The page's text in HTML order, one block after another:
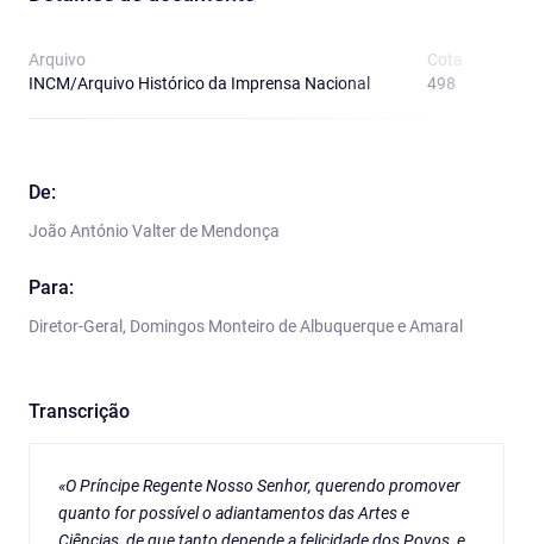
Arquivo
INCM/Arquivo Histórico da Imprensa Nacional
Cota
498
De:
João António Valter de Mendonça
Para:
Diretor-Geral, Domingos Monteiro de Albuquerque e Amaral
Transcrição
«O Príncipe Regente Nosso Senhor, querendo promover
quanto for possível o adiantamentos das Artes e